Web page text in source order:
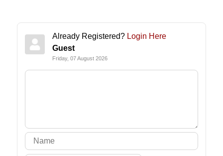
Already Registered? Login Here
Guest
Friday, 07 August 2026